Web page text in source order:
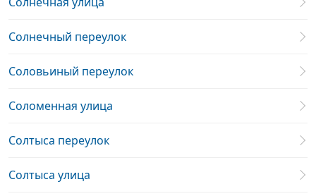
Солнечный переулок
Соловьиный переулок
Соломенная улица
Солтыса переулок
Солтыса улица